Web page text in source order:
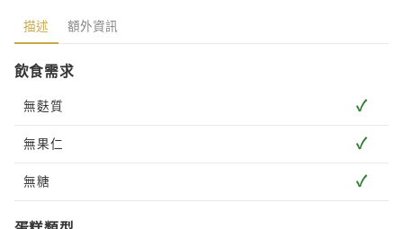
描述 額外資訊
飲食需求
無麩質 ✓
無果仁 ✓
無糖 ✓